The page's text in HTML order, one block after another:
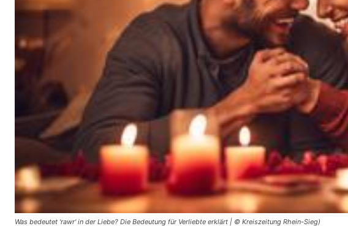
Was bedeutet 'rawr' in der Liebe? Die Bedeutung für Verliebte erklärt | © Kreiszeitung Rhein-Sieg)